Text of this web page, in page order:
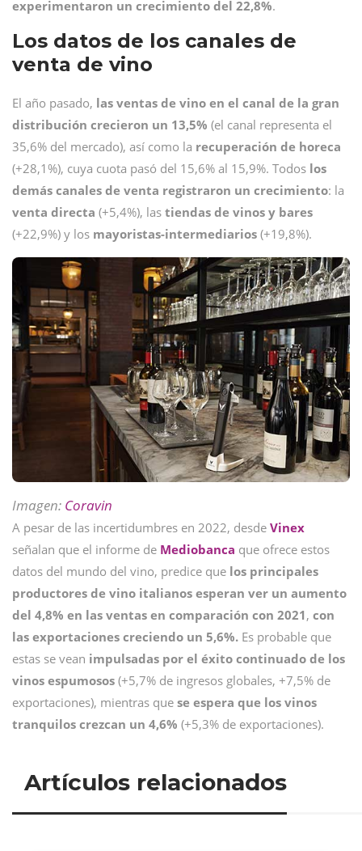
experimentaron un crecimiento del 22,8%.
Los datos de los canales de
venta de vino
El año pasado, las ventas de vino en el canal de la gran
distribución crecieron un 13,5% (el canal representa el
35,6% del mercado), así como la recuperación de horeca
(+28,1%), cuya cuota pasó del 15,6% al 15,9%. Todos los
demás canales de venta registraron un crecimiento: la
venta directa (+5,4%), las tiendas de vinos y bares
(+22,9%) y los mayoristas-intermediarios (+19,8%).
Imagen: Coravin
A pesar de las incertidumbres en 2022, desde Vinex
señalan que el informe de Mediobanca que ofrece estos
datos del mundo del vino, predice que los principales
productores de vino italianos esperan ver un aumento
del 4,8% en las ventas en comparación con 2021 , con
las exportaciones creciendo un 5,6%. Es probable que
estas se vean impulsadas por el éxito continuado de los
vinos espumosos (+5,7% de ingresos globales, +7,5% de
exportaciones), mientras que se espera que los vinos
tranquilos crezcan un 4,6% (+5,3% de exportaciones).
Artículos relacionados